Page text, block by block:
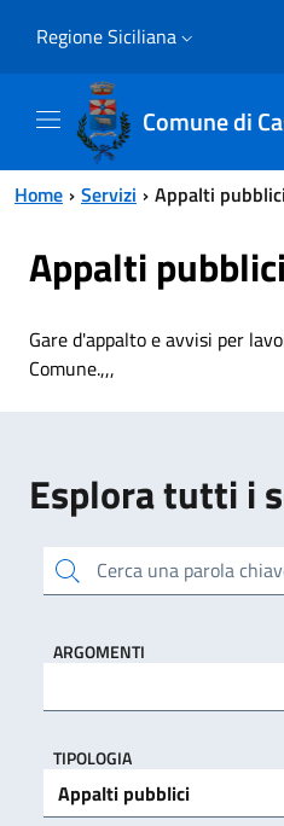
Regione Siciliana
Comune di
Home Servizi Appalti pubblici
Appalti pubblici
Gare d'appalto e avvisi per
Comune.,,,
Esplora tutti i
Cerca una parola
ARGOMENTI
TIPOLOGIA